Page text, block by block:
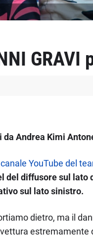
GRAVI
Andrea Kimi
YouTube del
del diffusore sul
sul lato sinistro.
dietro, ma il